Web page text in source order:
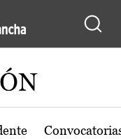
de Castilla-